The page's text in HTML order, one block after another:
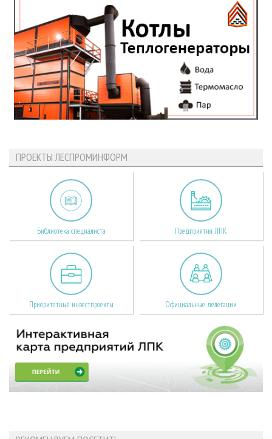
ПРОЕКТЫ ЛЕСПРОМИНФОРМ
Библиотека специалиста Предприятия ЛПК
Приоритетные инвестпроекты Официальные делегации